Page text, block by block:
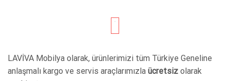
LAVİVA Mobilya olarak, ürünlerimizi tüm Türkiye Geneline
anlaşmalı kargo ve servis araçlarımızla ücretsiz olarak